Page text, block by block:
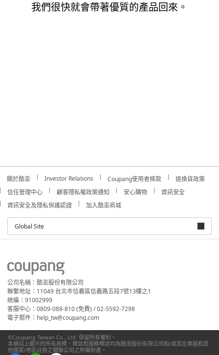
我們很快就會帶著優質的產品回來。
關於酷澎 Investor Relations Coupang使用者條款
退換貨政策
信任管理中心
顧客隱私權政策通知 安心購物
資訊安全
資訊安全及隱私保護認證
加入酷澎商城
Global Site
公司名稱：酷澎股份有限公司
聯繫地址：11049 台北市信義區信義路五段7號13樓之1
統編：91002999
客服中心：0809-088-810 (免費) / 02-5592-7298
電子郵件：help_tw@coupang.com
©Coupang Taiwan Co., Ltd. 保留所有權利。
本網站上顯示的所有商標、標誌和服務標誌均為酷澎股份有限公司和/或其在美國和其
他國家/地區註冊之關聯公司之所屬財產。